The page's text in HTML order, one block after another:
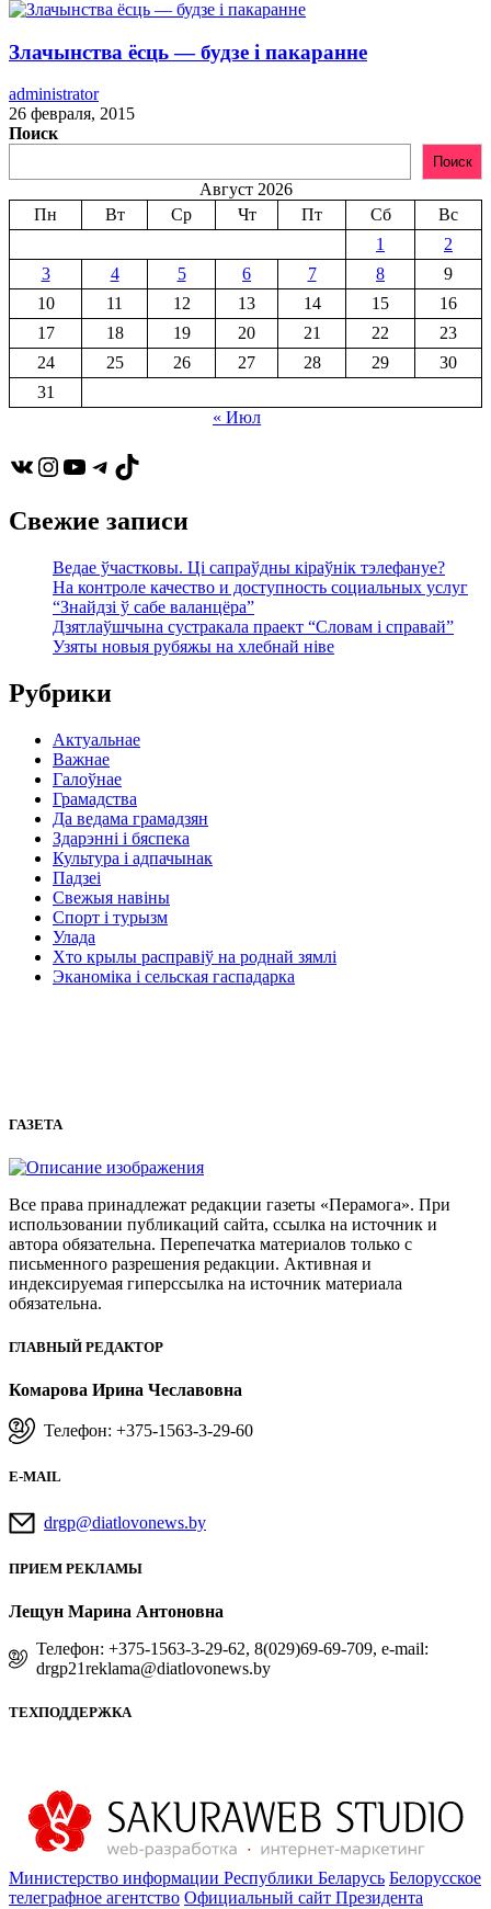
Злачынства ёсць — будзе і пакаранне
administrator
26 февраля, 2015
Поиск
Поиск
Август 2026
Пн
Вт Ср Чт Пт Сб
Вс
1
2
3
4 5 6 7 8
9
10
11 12 13 14 15
16
17
18 19 20 21 22
23
24
25 26 27 28 29
30
31
« Июл
VKInstagram
YouTube
Telegram
TikTok
Свежие записи
Ведае ўчастковы. Ці сапраўдны кіраўнік тэлефануе?
На контроле качество и доступность социальных услуг
“Знайдзі ў сабе валанцёра”
Дзятлаўшчына сустракала праект “Словам і справай”
Узяты новыя рубяжы на хлебнай ніве
Рубрики
Актуальнае
Важнае
Галоўнае
Грамадства
Да ведама грамадзян
Здарэнні і бяспека
Культура і адпачынак
Падзеі
Свежыя навіны
Спорт і турызм
Улада
Хто крылы расправіў на роднай зямлі
Эканоміка і сельская гаспадарка
ГАЗЕТА
Все права принадлежат редакции газеты «Перамога». При
использовании публикаций сайта, ссылка на источник и
автора обязательна. Перепечатка материалов только с
письменного разрешения редакции. Активная и
индексируемая гиперссылка на источник материала
обязательна.
ГЛАВНЫЙ РЕДАКТОР
Комарова Ирина Чеславовна
Телефон: +375-1563-3-29-60
E-MAIL
drgp@diatlovonews.by
ПРИЕМ РЕКЛАМЫ
Лещун Марина Антоновна
Телефон: +375-1563-3-29-62, 8(029)69-69-709, e-mail:
drgp21reklama@diatlovonews.by
ТЕХПОДДЕРЖКА
Министерство информации Республики Беларусь Белорусское
телеграфное агентство Официальный сайт Президента